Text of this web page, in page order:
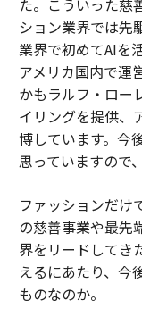
ション業界では先
業界で初めてAIを
アメリカ国内で運
かもラルフ・ロー
イリングを提供、
博しています。今
思っていますので
ファッションだけ
の慈善事業や最先
界をリードしてき
えるにあたり、今
ものなのか。